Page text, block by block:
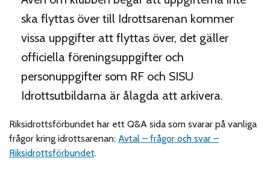
ska flyttas över till Idrottsarenan kommer
vissa uppgifter att flyttas över, det gäller
officiella föreningsuppgifter och
personuppgifter som RF och SISU
Idrottsutbildarna är ålagda att arkivera.
Riksidrottsförbundet har ett Q&A sida som svarar på vanliga
frågor kring idrottsarenan:Avtal – frågor och svar –
Riksidrottsförbundet.